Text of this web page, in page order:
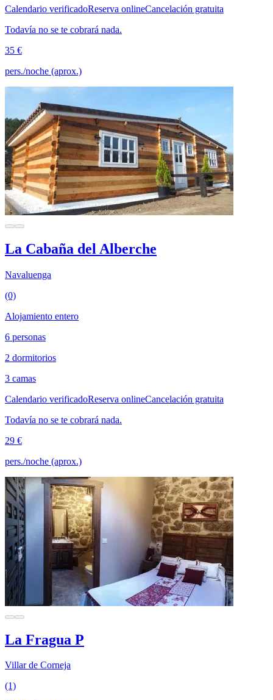
Calendario verificadoReserva onlineCancelación gratuita
Todavía no se te cobrará nada.
35 €
pers./noche (aprox.)
La Cabaña del Alberche
Navaluenga
(0)
Alojamiento entero
6 personas
2 dormitorios
3 camas
Calendario verificadoReserva onlineCancelación gratuita
Todavía no se te cobrará nada.
29 €
pers./noche (aprox.)
La Fragua P
Villar de Corneja
(1)